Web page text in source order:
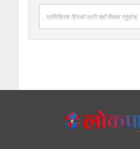
प्रतिक्रिया दिनको लागि यहाँ क्लिक गर्नुहोस्